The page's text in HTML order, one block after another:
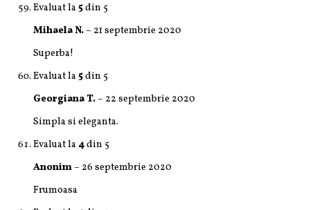
Evaluat la 5din 5
Mihaela N. – 21 septembrie 2020
Superba!
Evaluat la 5din 5
Georgiana T. – 22 septembrie 2020
Simpla si eleganta.
Evaluat la 4din 5
Anonim – 26 septembrie 2020
Frumoasa